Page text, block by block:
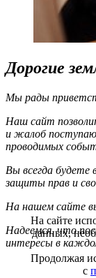
Дорогие
Мы рады
Наш сайт
и жалоб
проводимых
Вы всегда будете
защиты прав и
На нашем сайте
Надеемся, что
интересы в
На сайте
данных,
Продолжая
с